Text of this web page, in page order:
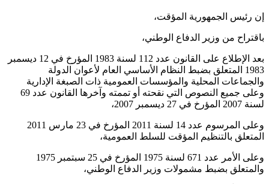
إن رئيس الجمهورية المؤقت،
باقتراح من وزير الدفاع الوطني،
بعد الإطلاع على القانون عدد 112 لسنة 1983 المؤرخ في 12 ديسمبر
1983 المتعلق بضبط النظام الأساسي العام لأعوان الدولة
والجماعات المحلية والمؤسسات العمومية ذات الصبغة الإدارية
وعلى جميع النصوص التي نقحته أو تممته وآخرها القانون عدد 69
لسنة 2007 المؤرخ في 27 ديسمبر 2007،
وعلى المرسوم عدد 14 لسنة 2011 المؤرخ في 23 مارس 2011
المتعلق بالتنظيم المؤقت للسلط العمومية،
وعلى الأمر عدد 671 لسنة 1975 المؤرخ في 25 سبتمبر 1975
والمتعلق بضبط مشمولات وزير الدفاع الوطني،